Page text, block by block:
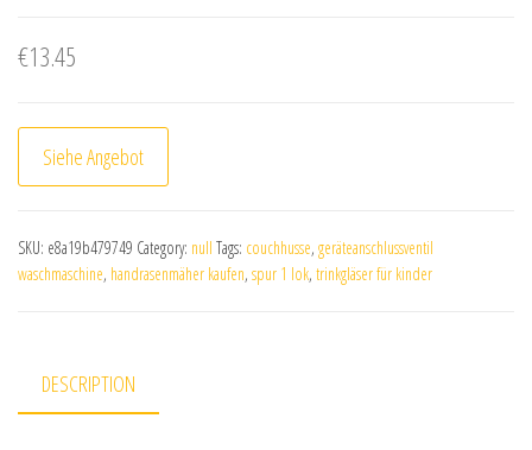
€13.45
Siehe Angebot
SKU: e8a19b479749 Category: null Tags: couchhusse, geräteanschlussventil
waschmaschine, handrasenmäher kaufen, spur 1 lok, trinkgläser für kinder
DESCRIPTION